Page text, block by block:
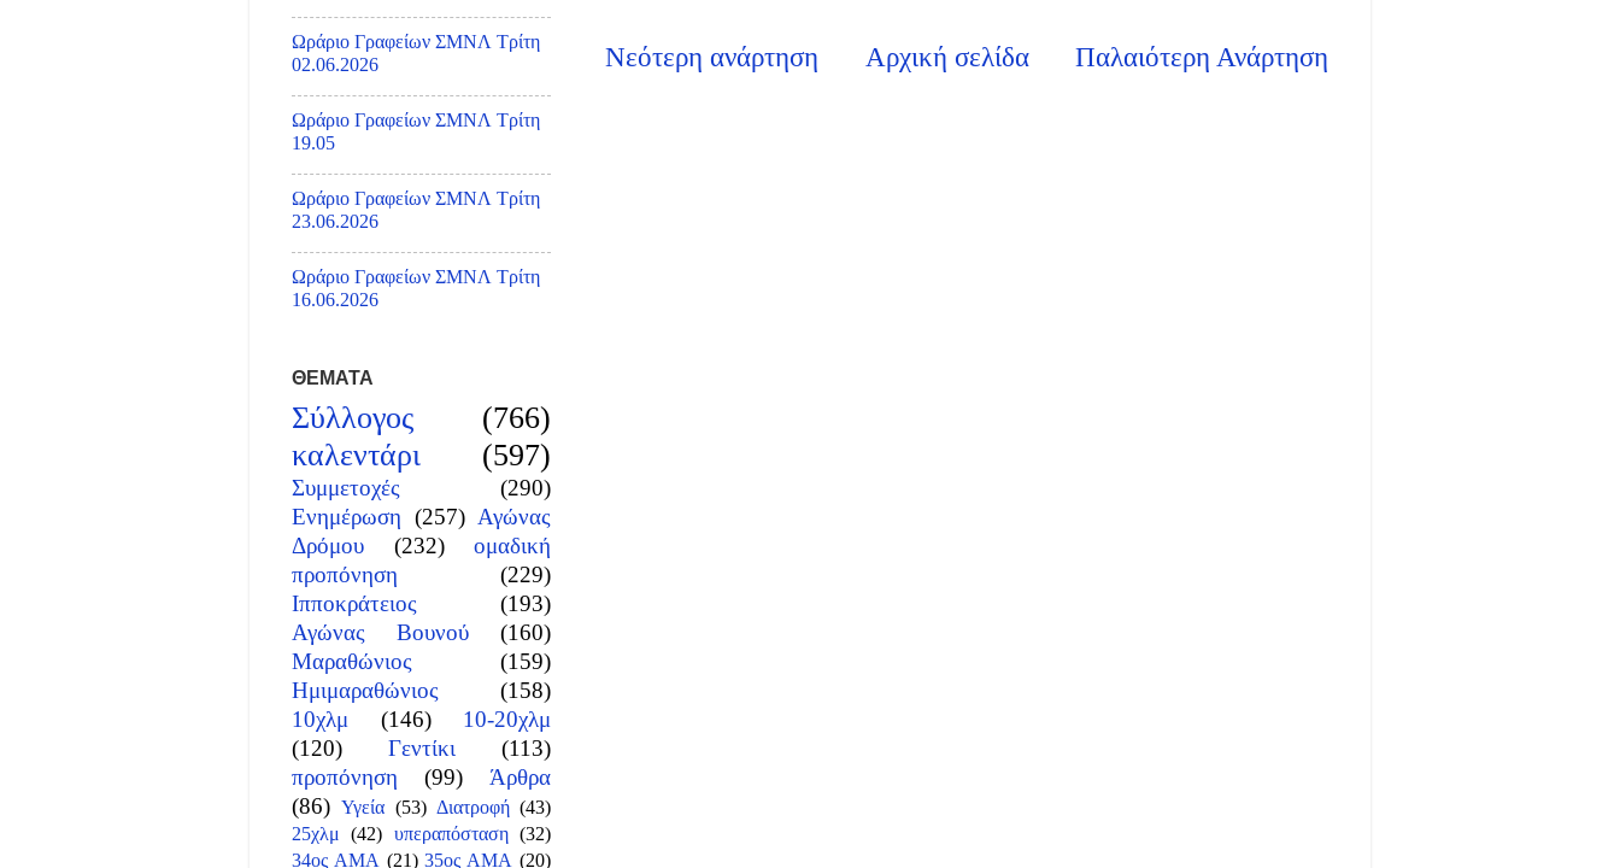
Νεότερη ανάρτηση Παλαιότερη Ανάρτηση
Αρχική σελίδα
Ωράριο Γραφείων ΣΜΝΛ Τρίτη
02.06.2026
Ωράριο Γραφείων ΣΜΝΛ Τρίτη
19.05
Ωράριο Γραφείων ΣΜΝΛ Τρίτη
23.06.2026
Ωράριο Γραφείων ΣΜΝΛ Τρίτη
16.06.2026
ΘΕΜΑΤΑ
Σύλλογος
(766)
καλεντάρι
(597)
Συμμετοχές
(290)
Ενημέρωση (257) Αγώνας
Δρόμου
(232)
ομαδική
προπόνηση
(229)
Ιπποκράτειος
(193)
Αγώνας Βουνού
(160)
Μαραθώνιος
(159)
Ημιμαραθώνιος
(158)
10χλμ
(146)
10-20χλμ
(120)
Γεντίκι
(113)
προπόνηση
(99)
Άρθρα
(86) Υγεία (53) Διατροφή (43)
25χλμ (42) υπεραπόσταση (32)
34ος ΑΜΑ (21) 35ος ΑΜΑ (20)